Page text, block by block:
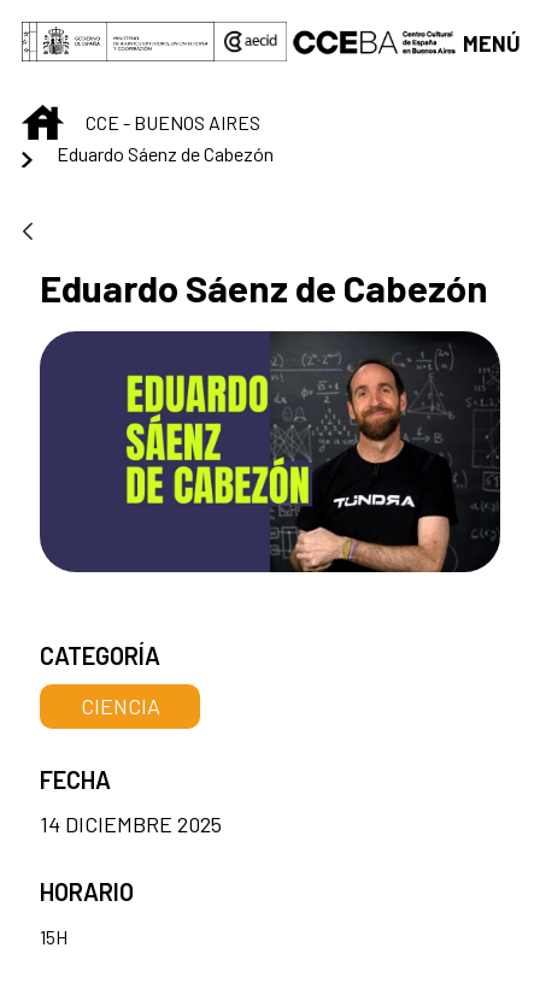
Saltar al contenido principal
MENÚ
INICIOCCE - BUENOS AIRES
Eduardo Sáenz de Cabezón
Eduardo Sáenz de Cabezón
CATEGORÍA
CIENCIA
FECHA
14 DICIEMBRE 2025
HORARIO
15H